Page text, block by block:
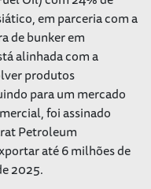
em parceria com a
debunkerem
alinhada com a
produtos
para um mercado
foi assinado
Petroleum
até 6 milhões de
2025.